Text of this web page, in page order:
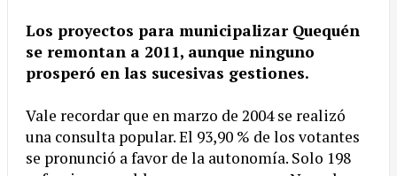
Los proyectos para municipalizar Quequén
se remontan a 2011, aunque ninguno
prosperó en las sucesivas gestiones.
Vale recordar que en marzo de 2004 se realizó
una consulta popular. El 93,90 % de los votantes
se pronunció a favor de la autonomía. Solo 198